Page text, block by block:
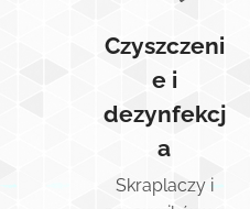
Czyszczeni
e i
dezynfekcj
a
Skraplaczy i